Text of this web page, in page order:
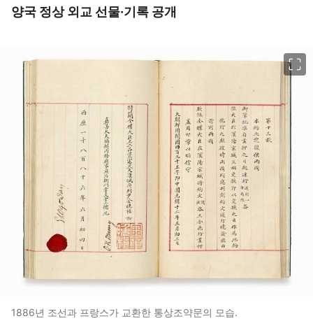
양국 정상 외교 선물·기록 공개
1886년 조선과 프랑스가 교환한 통상조약문의 모습.